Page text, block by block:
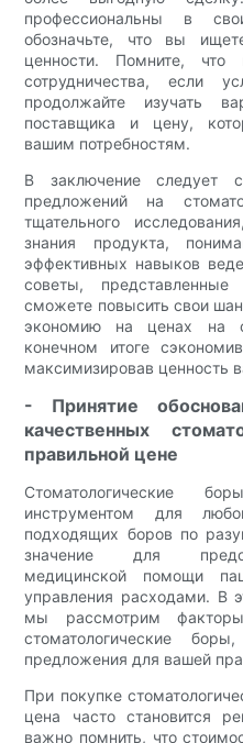
профессиональны в
обозначьте, что вы
ценности. Помните,
сотрудничества, если
продолжайте изучать
поставщика и цену,
вашим потребностям.
В заключение следует
предложений на
тщательного
знания продукта,
эффективных навыков
советы,
сможете повысить свои
экономию на ценах на
конечном итоге
максимизировав ценность
- Принятие
качественных
правильной цене
Стоматологические
инструментом для
подходящих боров по
значение для
медицинской помощи
управления расходами. В
мы рассмотрим
стоматологические
предложения для вашей
При покупке
цена часто становится
важно помнить, что